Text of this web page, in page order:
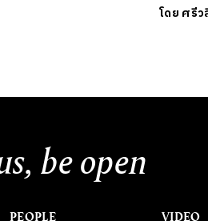
โดย ศรีว
be open
PEOPLE VIDEO